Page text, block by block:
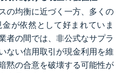
の均衡に近づく一方、多くの
が依然として好まれていま
者の間では、非公式なサプラ
ない信用取引が現金利用を維
黙の合意を破壊する可能性が